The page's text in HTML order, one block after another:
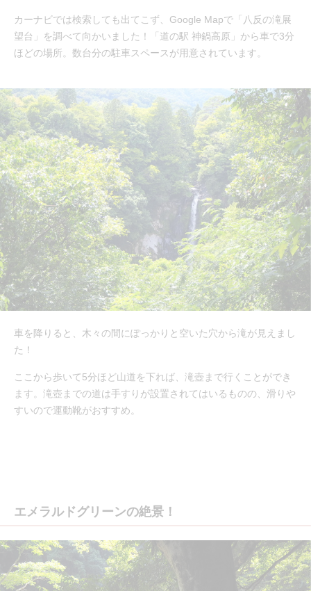
カーナビでは検索しても出てこず、Google Mapで「八反の滝展
望台」を調べて向かいました！「道の駅 神鍋高原」から車で3分
ほどの場所。数台分の駐車スペースが用意されています。
車を降りると、木々の間にぽっかりと空いた穴から滝が見えまし
た！
ここから歩いて5分ほど山道を下れば、滝壺まで行くことができ
ます。滝壺までの道は手すりが設置されてはいるものの、滑りや
すいので運動靴がおすすめ。
エメラルドグリーンの絶景！